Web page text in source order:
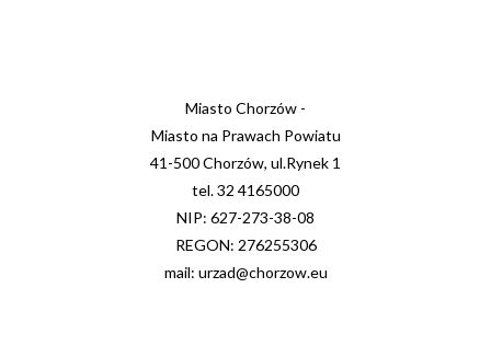
Miasto Chorzów -
Miasto na Prawach Powiatu
41-500 Chorzów, ul.Rynek 1
tel. 32 4165000
NIP: 627-273-38-08
REGON: 276255306
mail: urzad@chorzow.eu